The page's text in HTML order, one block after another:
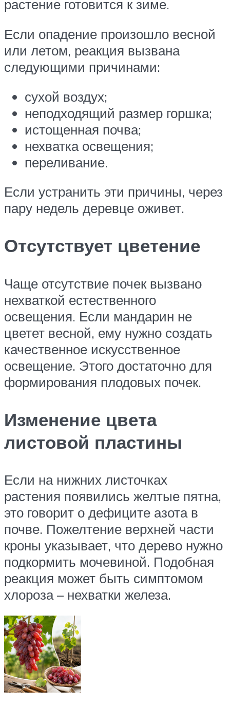
растение готовится к зиме.
Если опадение произошло весной
или летом, реакция вызвана
следующими причинами:
сухой воздух;
неподходящий размер горшка;
истощенная почва;
нехватка освещения;
переливание.
Если устранить эти причины, через
пару недель деревце оживет.
Отсутствует цветение
Чаще отсутствие почек вызвано
нехваткой естественного
освещения. Если мандарин не
цветет весной, ему нужно создать
качественное искусственное
освещение. Этого достаточно для
формирования плодовых почек.
Изменение цвета
листовой пластины
Если на нижних листочках
растения появились желтые пятна,
это говорит о дефиците азота в
почве. Пожелтение верхней части
кроны указывает, что дерево нужно
подкормить мочевиной. Подобная
реакция может быть симптомом
хлороза – нехватки железа.